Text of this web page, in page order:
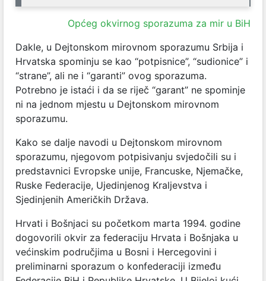
Općeg okvirnog sporazuma za mir u BiH
Dakle, u Dejtonskom mirovnom sporazumu Srbija i
Hrvatska spominju se kao “potpisnice”, “sudionice” i
“strane”, ali ne i “garanti” ovog sporazuma.
Potrebno je istaći i da se riječ “garant” ne spominje
ni na jednom mjestu u Dejtonskom mirovnom
sporazumu.
Kako se dalje navodi u Dejtonskom mirovnom
sporazumu, njegovom potpisivanju svjedočili su i
predstavnici Evropske unije, Francuske, Njemačke,
Ruske Federacije, Ujedinjenog Kraljevstva i
Sjedinjenih Američkih Država.
Hrvati i Bošnjaci su početkom marta 1994. godine
dogovorili okvir za federaciju Hrvata i Bošnjaka u
većinskim područjima u Bosni i Hercegovini i
preliminarni sporazum o konfederaciji između